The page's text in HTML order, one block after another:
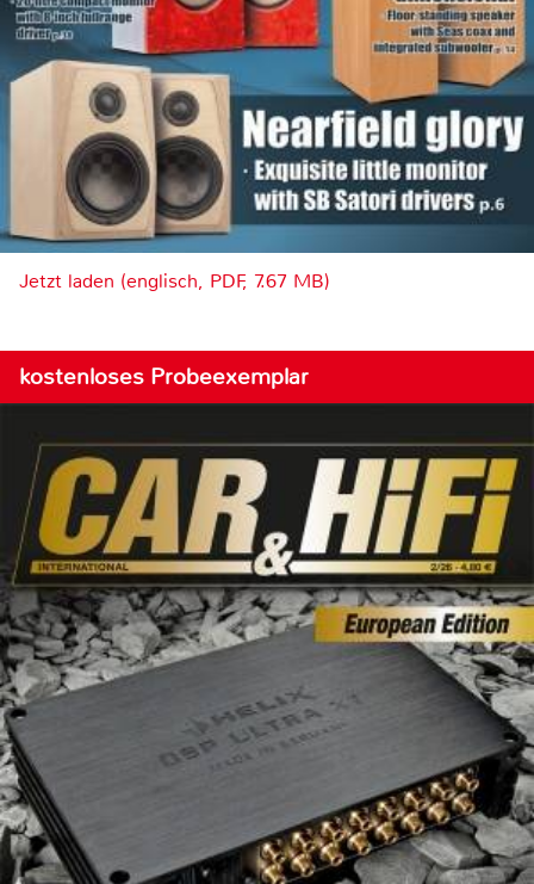
Jetzt laden (englisch, PDF, 7.67 MB)
kostenloses Probeexemplar